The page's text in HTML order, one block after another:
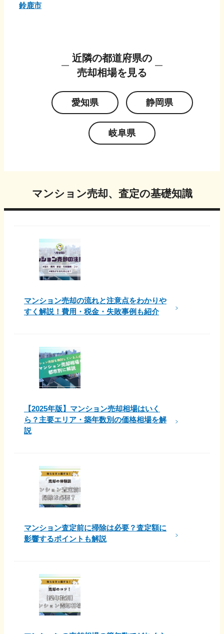
鈴鹿市
近隣の都道府県の
売却相場を見る
愛知県 静岡県
岐阜県
マンション売却、査定の基礎知識
マンション売却の流れと注意点をわかりや
すく解説！費用・税金・失敗事例も紹介
【2025年版】マンション売却相場はいく
ら？主要エリア・築年数別の価格相場を解
説
マンション査定前に掃除は必要？査定額に
影響するポイントも解説